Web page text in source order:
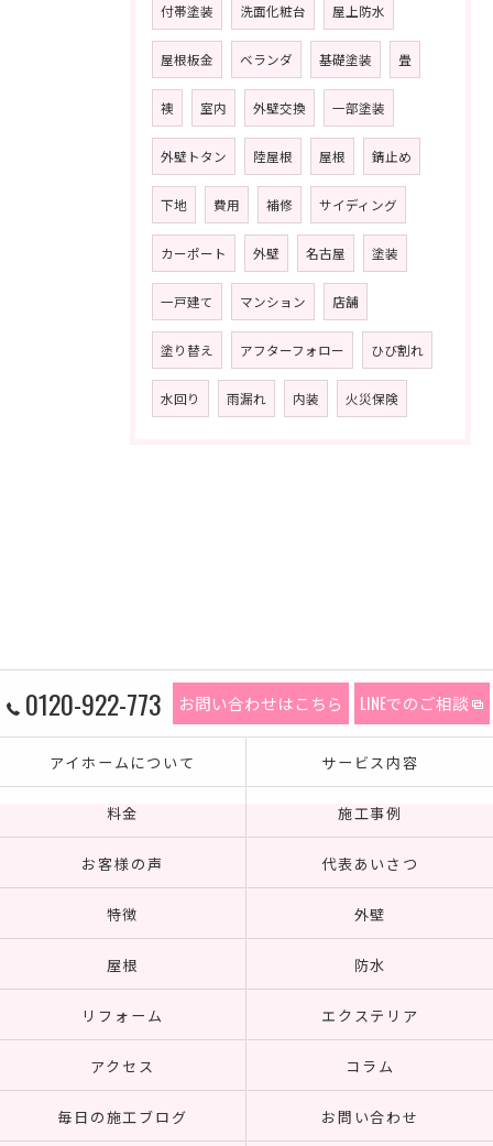
付帯塗装 洗面化粧台 屋上防水
屋根板金 ベランダ 基礎塗装 畳
襖 室内 外壁交換 一部塗装
外壁トタン 陸屋根 屋根 錆止め
下地 費用 補修 サイディング
カーポート 外壁 名古屋 塗装
一戸建て マンション 店舗
塗り替え アフターフォロー ひび割れ
水回り 雨漏れ 内装 火災保険
0120-922-773 お問い合わせはこちら LINEでのご相談
アイホームについて サービス内容
料金 施工事例
お客様の声 代表あいさつ
特徴 外壁
屋根 防水
リフォーム エクステリア
アクセス コラム
毎日の施工ブログ お問い合わせ